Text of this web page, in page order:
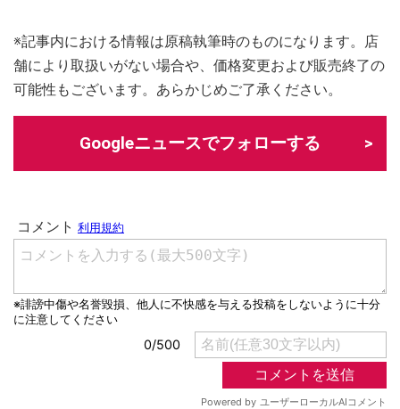
※記事内における情報は原稿執筆時のものになります。店
舗により取扱いがない場合や、価格変更および販売終了の
可能性もございます。あらかじめご了承ください。
Googleニュースでフォローする